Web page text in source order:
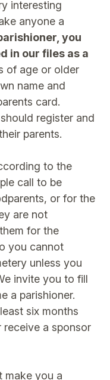
interesting
anyone a
you
in our files as a
of age or older
name and
card.
register and
parents.
to the
call to be
or for the
are not
for the
you cannot
unless you
invite you to fill
a parishioner.
six months
receive a sponsor
make you a